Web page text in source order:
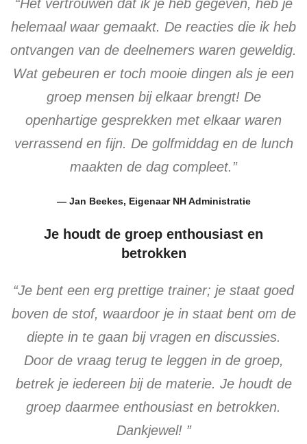
“Het vertrouwen dat ik je heb gegeven, heb je
helemaal waar gemaakt. De reacties die ik heb
ontvangen van de deelnemers waren geweldig.
Wat gebeuren er toch mooie dingen als je een
groep mensen bij elkaar brengt! De
openhartige gesprekken met elkaar waren
verrassend en fijn. De golfmiddag en de lunch
maakten de dag compleet.”
— Jan Beekes, Eigenaar NH Administratie
Je houdt de groep enthousiast en
betrokken
“Je bent een erg prettige trainer; je staat goed
boven de stof, waardoor je in staat bent om de
diepte in te gaan bij vragen en discussies.
Door de vraag terug te leggen in de groep,
betrek je iedereen bij de materie. Je houdt de
groep daarmee enthousiast en betrokken.
Dankjewel! ”